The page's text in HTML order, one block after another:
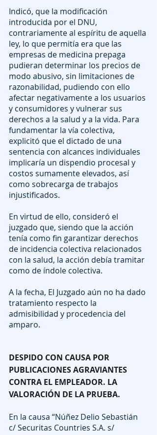
Indicó, que la modificación
introducida por el DNU,
contrariamente al espíritu de aquella
ley, lo que permitía era que las
empresas de medicina prepaga
pudieran determinar los precios de
modo abusivo, sin limitaciones de
razonabilidad, pudiendo con ello
afectar negativamente a los usuarios
y consumidores y vulnerar sus
derechos a la salud y a la vida. Para
fundamentar la vía colectiva,
explicitó que el dictado de una
sentencia con alcances individuales
implicaría un dispendio procesal y
costos sumamente elevados, así
como sobrecarga de trabajos
injustificados.
En virtud de ello, consideró el
juzgado que, siendo que la acción
tenía como fin garantizar derechos
de incidencia colectiva relacionados
con la salud, la acción debía tramitar
como de índole colectiva.
A la fecha, El Juzgado aún no ha dado
tratamiento respecto la
admisibilidad y procedencia del
amparo.
DESPIDO CON CAUSA POR
PUBLICACIONES AGRAVIANTES
CONTRA EL EMPLEADOR. LA
VALORACIÓN DE LA PRUEBA.
En la causa “Núñez Delio Sebastián
c/ Securitas Countries S.A. s/